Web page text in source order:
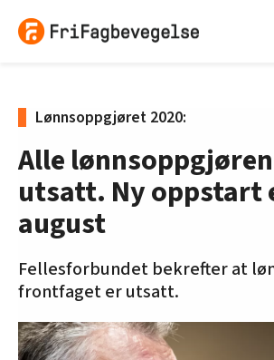
Lønnsoppgjøret 2020:
Alle
utsatt. Ny oppstart
august
Fellesforbundet bekrefter at
frontfaget er utsatt.